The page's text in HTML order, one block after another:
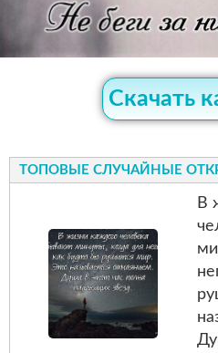
Скачать
ТОПОВЫЕ СЛУЧАЙНЫЕ
В